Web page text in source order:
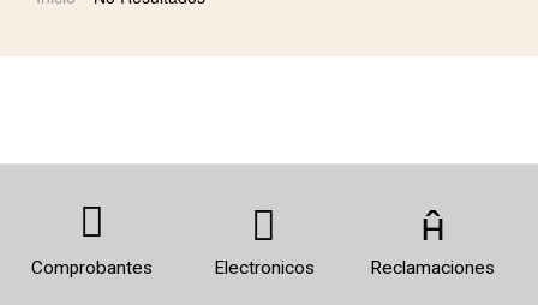
Comprobantes Electronicos Reclamaciones